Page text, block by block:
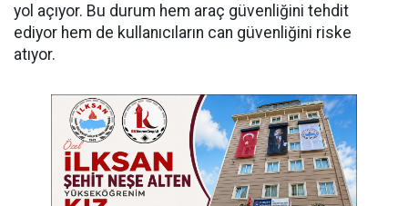
yol açıyor. Bu durum hem araç güvenliğini tehdit
ediyor hem de kullanıcıların can güvenliğini riske
atıyor.